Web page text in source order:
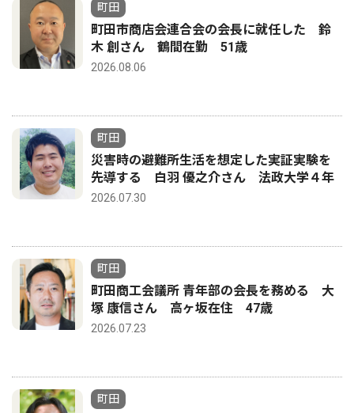
町田
町田市商店会連合会の会長に就任した 鈴
木 創さん 鶴間在勤 51歳
2026.08.06
町田
災害時の避難所生活を想定した実証実験を
先導する 白羽 優之介さん 法政大学４年
2026.07.30
町田
町田商工会議所 青年部の会長を務める 大
塚 康信さん 高ヶ坂在住 47歳
2026.07.23
町田